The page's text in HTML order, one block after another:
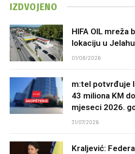
IZDVOJENO
HIFA OIL mreža
lokaciju u Jelahu
01/08/2026
m:tel potvrđuje
43 miliona KM
mjeseci 2026.
31/07/2026
Kraljević: